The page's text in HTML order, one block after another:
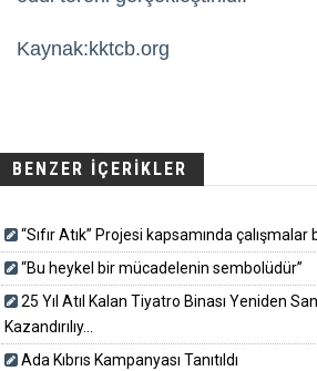
Kaynak:kktcb.org
BENZER İÇERİKLER
“Sıfır Atık” Projesi kapsamında çalışmalar
“Bu heykel bir mücadelenin sembolüdür”
25 Yıl Atıl Kalan Tiyatro Binası Yeniden
Kazandırılıy...
Ada Kıbrıs Kampanyası Tanıtıldı